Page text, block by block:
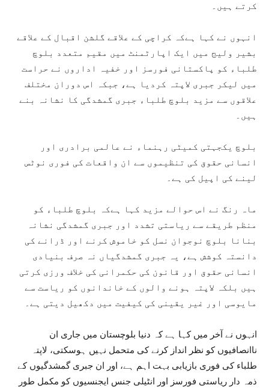
کرتے ہیں۔
انہوں نے کہا ہےکہ کراچی کے علاقے گلشن اقبال کے علاقے
بشیر ولیج میں ایک اپارٹمنٹ میں مقیم متعدد بلوچ
طلباء کو پاکستانی فورسز اور خفیہ اداروں نے حراست
میں لیکر جبری لاپتہ کردیا ہے، جبکہ اس دوران مختلف
علاقوں سے مزید بلوچ طلباء جبری گمشدگی کا نشانہ بنے
ہیں۔
بلوچ یکجہتی کمیٹی رہنماء نے عالمی برادری اور
انسانی حقوق کی تنظیموں سے ان واقعات کی فوری نوٹس
لینے کی اپیل کی ہے۔
ماہ رنگ نے اس حوالے مزید کہا ہےکہ بلوچ طلباء کو
منظم طریقے سے ریاستی تشدد اور جبری گمشدگی نشانہ
بنانا بلوچ نوجوان نسل کو خاموش کرنے اور ڈرانے کی
دانستہ کوشش ہے، یہ جبری گمشدگیاں نہ صرف بنیادی
انسانی حقوق اور قانون کی حکمرانی کی خلاف ورزی کرتی
ہیں بلکہ لاپتہ ہونے والوں کے خاندانوں کو ریاست سے
مایوسی اور غیر یقینی کی کیفیت میں دکھیل دیتی ہے۔
انہوں نے آخر میں کہا ہے کہ دنیا بلوچستان میں جاری ان
ناانصافیوں کو نظر انداز کرنے کی متحمل نہیں ہوسکتی، لاپتہ
طلباء کی فوری بازیابی بہت اہم ہے، اور ان جبری گمشدگیوں کے
ذمہ دار ریاستی فورسز اور انٹیلی جنس ایجنسیوں کو مکمل طور